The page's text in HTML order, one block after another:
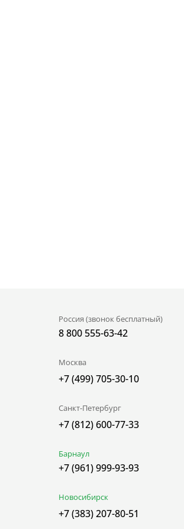
Россия (звонок бесплатный)
8 800 555-63-42
Москва
+7 (499) 705-30-10
Санкт-Петербург
+7 (812) 600-77-33
Барнаул
+7 (961) 999-93-93
Новосибирск
+7 (383) 207-80-51